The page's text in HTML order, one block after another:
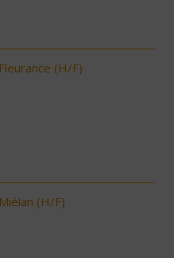
(H/F)
(H/F)